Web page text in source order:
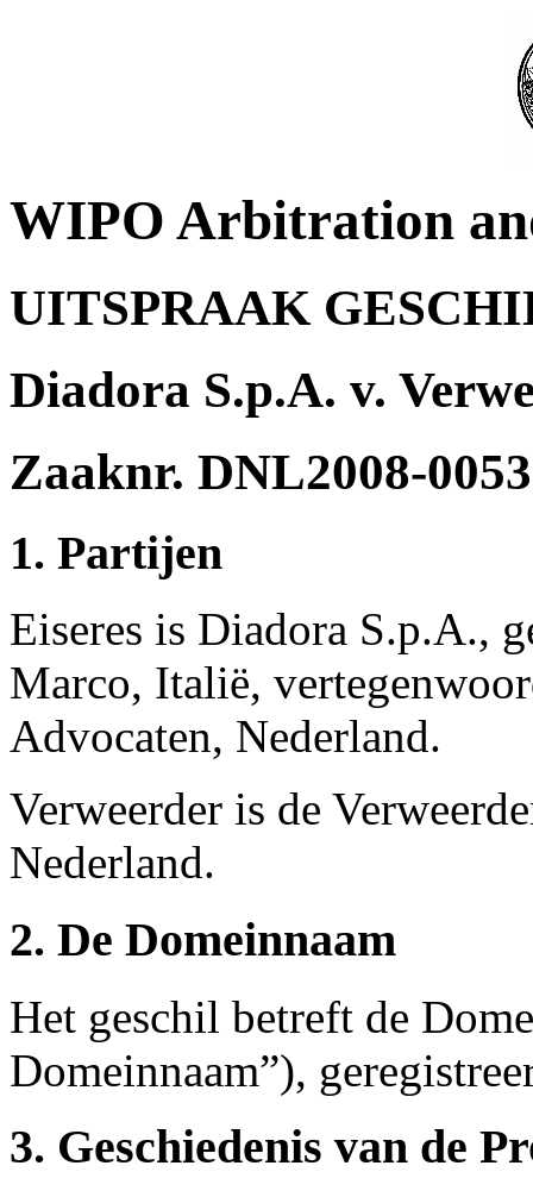
WIPO Arbitration
UITSPRAAK
Diadora S.p.A. v.
Zaaknr. DNL2008-0053
1. Partijen
Eiseres is Diadora S.p.A.,
Marco, Italië,
Advocaten, Nederland.
Verweerder is de
Nederland.
2. De Domeinnaam
Het geschil betreft de
Domeinnaam”),
3. Geschiedenis van de